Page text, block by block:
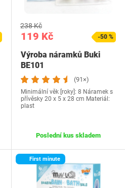
119 Kč
238 Kč
-50 %
Výroba náramků Buki
BE101
(91×)
Minimální věk [roky]: 8 Náramek s
přívěsky ‎20 x 5 x 28 cm Materiál:
plast
Poslední kus skladem
First minute